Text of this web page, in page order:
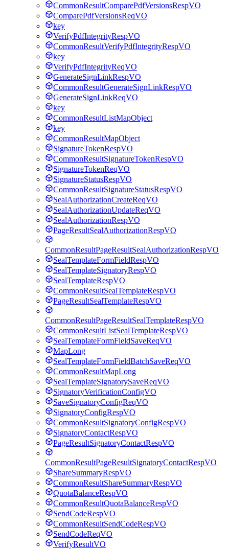
CommonResultComparePdfVersionsRespVO
ComparePdfVersionsReqVO
key
VerifyPdfIntegrityRespVO
CommonResultVerifyPdfIntegrityRespVO
key
VerifyPdfIntegrityReqVO
GenerateSignLinkRespVO
CommonResultGenerateSignLinkRespVO
GenerateSignLinkReqVO
key
CommonResultListMapObject
key
CommonResultMapObject
SignatureTokenRespVO
CommonResultSignatureTokenRespVO
SignatureTokenReqVO
SignatureStatusRespVO
CommonResultSignatureStatusRespVO
SealAuthorizationCreateReqVO
SealAuthorizationUpdateReqVO
SealAuthorizationRespVO
PageResultSealAuthorizationRespVO
CommonResultPageResultSealAuthorizationRespVO
SealTemplateFormFieldRespVO
SealTemplateSignatoryRespVO
SealTemplateRespVO
CommonResultSealTemplateRespVO
PageResultSealTemplateRespVO
CommonResultPageResultSealTemplateRespVO
CommonResultListSealTemplateRespVO
SealTemplateFormFieldSaveReqVO
MapLong
SealTemplateFormFieldBatchSaveReqVO
CommonResultMapLong
SealTemplateSignatorySaveReqVO
SignatoryVerificationConfigVO
SaveSignatoryConfigReqVO
SignatoryConfigRespVO
CommonResultSignatoryConfigRespVO
SignatoryContactRespVO
PageResultSignatoryContactRespVO
CommonResultPageResultSignatoryContactRespVO
ShareSummaryRespVO
CommonResultShareSummaryRespVO
QuotaBalanceRespVO
CommonResultQuotaBalanceRespVO
SendCodeRespVO
CommonResultSendCodeRespVO
SendCodeReqVO
VerifyResultVO